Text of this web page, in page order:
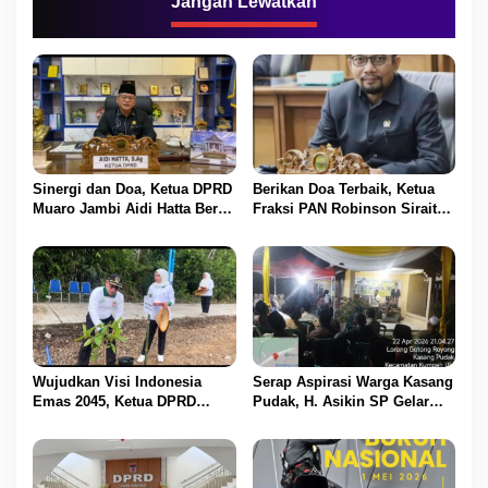
i
p
o
s
Sinergi dan Doa, Ketua DPRD
Muaro Jambi Aidi Hatta Beri
BBS
Berikan Doa Terbaik, Ketua
Fraksi PAN Robinson Sirait
untuk BBS
Wujudkan Visi Indonesia
Emas 2045, Ketua DPRD
Bupati dalam Aksi
Penanaman Pohon Serentak
Serap Aspirasi Warga Kasang
Pudak, H. Asikin SP Gelar
Lorong Gotong Royong